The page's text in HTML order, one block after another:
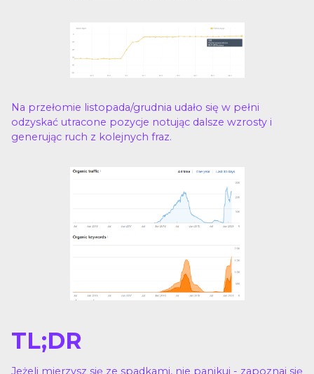
Na przełomie listopada/grudnia udało się w pełni
odzyskać utracone pozycje notując dalsze wzrosty i
generując ruch z kolejnych fraz.
TL;DR
Jeżeli mierzysz się ze spadkami, nie panikuj - zapoznaj się